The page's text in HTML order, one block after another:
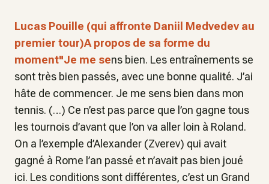
Lucas Pouille (qui affronte Daniil Medvedev au
premier tour)A propos de sa forme du
moment"Je me sens bien. Les entraînements se
sont très bien passés, avec une bonne qualité. J’ai
hâte de commencer. Je me sens bien dans mon
tennis. (…) Ce n’est pas parce que l’on gagne tous
les tournois d’avant que l’on va aller loin à Roland.
On a l’exemple d’Alexander (Zverev) qui avait
gagné à Rome l’an passé et n’avait pas bien joué
ici. Les conditions sont différentes, c’est un Grand